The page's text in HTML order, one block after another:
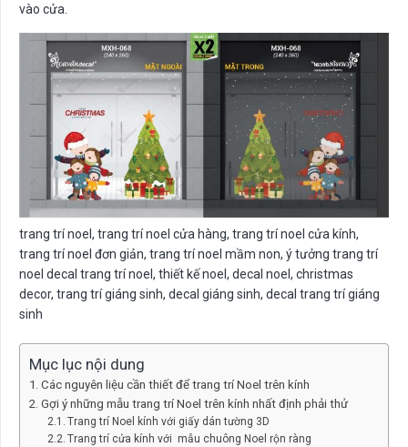
vào cửa.
trang trí noel, trang trí noel cửa hàng, trang trí noel cửa kính,
trang trí noel đơn giản, trang trí noel mầm non, ý tưởng trang trí
noel decal trang trí noel, thiết kế noel, decal noel, christmas
decor, trang trí giáng sinh, decal giáng sinh, decal trang trí giáng
sinh
Mục lục nội dung
Các nguyên liệu cần thiết để trang trí Noel trên kính
Gợi ý những mẫu trang trí Noel trên kính nhất định phải thử
Trang trí Noel kính với giấy dán tường 3D
Trang trí cửa kính với mẫu chuông Noel rộn ràng